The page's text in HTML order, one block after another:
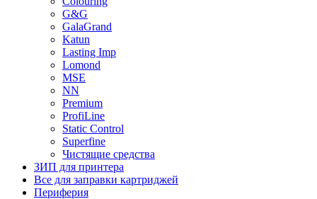
G&G
GalaGrand
Katun
Lasting Imp
Lomond
MSE
NN
Premium
ProfiLine
Static Control
Superfine
Чистящие средства
ЗИП для принтера
Все для заправки картриджей
Периферия